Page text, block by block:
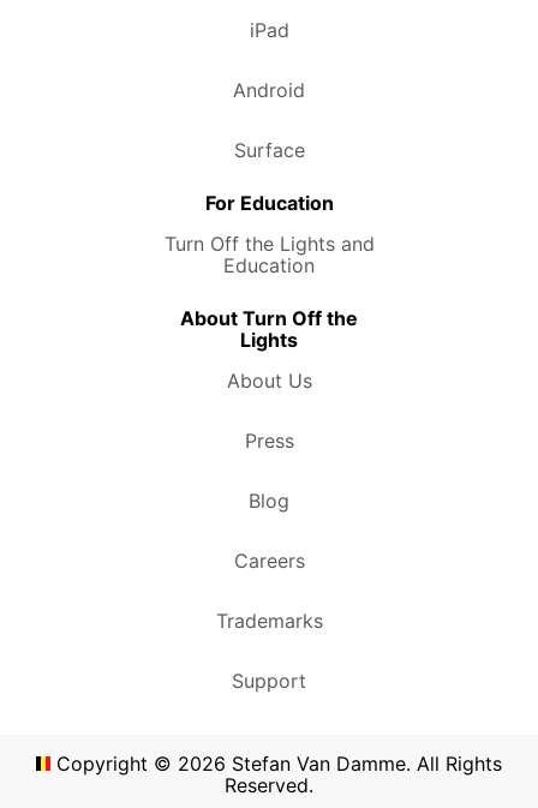
iPad
Android
Surface
For Education
Turn Off the Lights and
Education
About Turn Off the
Lights
About Us
Press
Blog
Careers
Trademarks
Support
Copyright © 2026 Stefan Van Damme. All Rights
Reserved.